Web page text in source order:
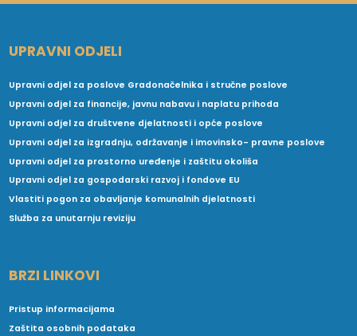
UPRAVNI ODJELI
Upravni odjel za poslove Gradonačelnika i stručne poslove
Upravni odjel za financije, javnu nabavu i naplatu prihoda
Upravni odjel za društvene djelatnosti i opće poslove
Upravni odjel za izgradnju, održavanje i imovinsko- pravne poslove
Upravni odjel za prostorno uređenje i zaštitu okoliša
Upravni odjel za gospodarski razvoj i fondove EU
Vlastiti pogon za obavljanje komunalnih djelatnosti
Služba za unutarnju reviziju
BRZI LINKOVI
Pristup informacijama
Zaštita osobnih podataka